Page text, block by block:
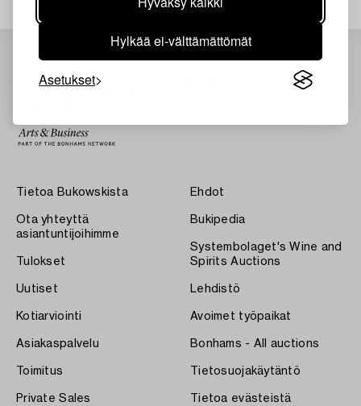
Hylkää ei-välttämättömät
Asetukset
Tietoa Bukowskista
Ota yhteyttä
asiantuntijoihimme
Tulokset
Uutiset
Kotiarviointi
Asiakaspalvelu
Toimitus
Private Sales
Ehdot
Bukipedia
Systembolaget's Wine and
Spirits Auctions
Lehdistö
Avoimet työpaikat
Bonhams - All auctions
Tietosuojakäytäntö
Tietoa evästeistä